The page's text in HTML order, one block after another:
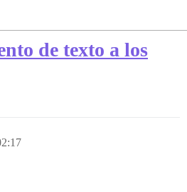
de texto a los